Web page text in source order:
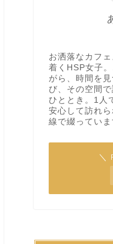
お洒落なカフ
着くHSP女子
がら、時間を
び、その空間
ひととき。1人
安心して訪れ
線で綴っていま
＼